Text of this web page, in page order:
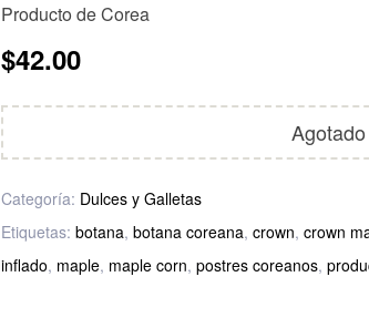
Producto de Corea
$42.00
Agotado
Categoría: Dulces y Galletas
Etiquetas: botana, botana coreana, crown, crown
inflado, maple, maple corn, postres coreanos,